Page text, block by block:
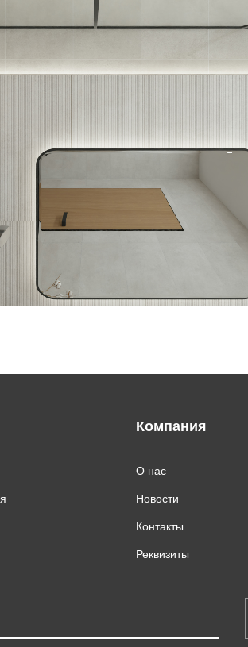
Компания
О нас
Новости
Контакты
Реквизиты